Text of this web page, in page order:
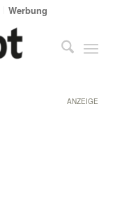
Werbung
ANZEIGE